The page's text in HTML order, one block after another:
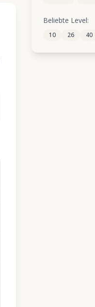
140
145 146
Beliebte Level:
10 26 40